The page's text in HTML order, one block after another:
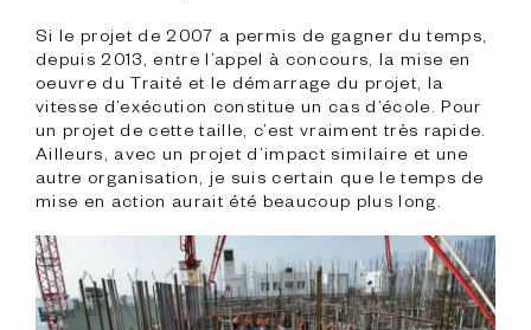
Si le projet de 2007 a permis de gagner du temps,
depuis 2013, entre l’appel à concours, la mise en
oeuvre du Traité et le démarrage du projet, la
vitesse d’exécution constitue un cas d’école. Pour
un projet de cette taille, c’est vraiment très rapide.
Ailleurs, avec un projet d’impact similaire et une
autre organisation, je suis certain que le temps de
mise en action aurait été beaucoup plus long.